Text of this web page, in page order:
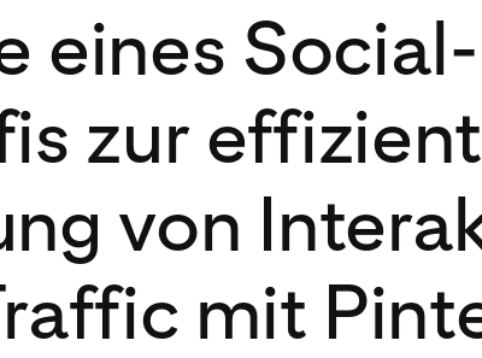
eines
zur
von
mit